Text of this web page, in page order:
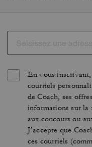
En vous
courriels
de Coach, ses
informations sur la
aux concours ou
J’accepte que
ces courriels